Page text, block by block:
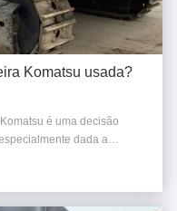
Komatsu usada?
é uma decisão
dada a
benefícios:
Excelência em ...